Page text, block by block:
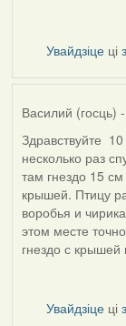
HarrierУвайдзіце ці
Василий (госць)
Здравствуйте
несколько раз
там гнездо 15
крышей. Птицу
воробья и
этом месте
гнездо с крышей
Увайдзіце ці